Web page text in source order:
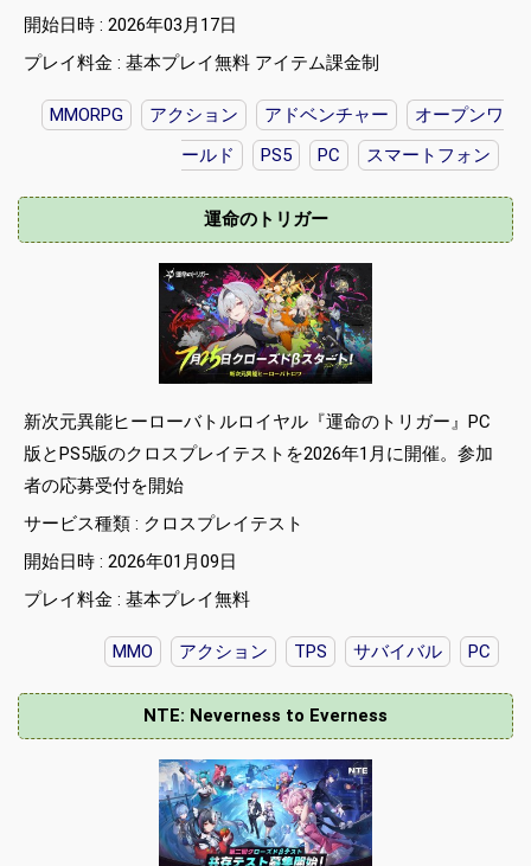
開始日時 : 2026年03月17日
プレイ料金 : 基本プレイ無料 アイテム課金制
MMORPG アクション アドベンチャー
オープンワ
ールド
PS5 PC スマートフォン
運命のトリガー
新次元異能ヒーローバトルロイヤル『運命のトリガー』PC
版とPS5版のクロスプレイテストを2026年1月に開催。参加
者の応募受付を開始
サービス種類 : クロスプレイテスト
開始日時 : 2026年01月09日
プレイ料金 : 基本プレイ無料
MMO アクション TPS サバイバル PC
NTE: Neverness to Everness